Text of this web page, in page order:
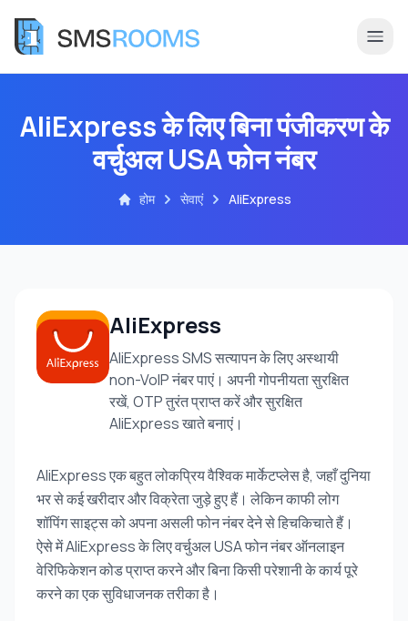
AliExpress के लिए बिना पंजीकरण के
वर्चुअल USA फोन नंबर
होम सेवाएं AliExpress
AliExpress
AliExpress SMS सत्यापन के लिए अस्थायी
non-VoIP नंबर पाएं। अपनी गोपनीयता सुरक्षित
रखें, OTP तुरंत प्राप्त करें और सुरक्षित
AliExpress खाते बनाएं।
AliExpress एक बहुत लोकप्रिय वैश्विक मार्केटप्लेस है, जहाँ दुनिया
भर से कई खरीदार और विक्रेता जुड़े हुए हैं। लेकिन काफी लोग
शॉपिंग साइट्स को अपना असली फोन नंबर देने से हिचकिचाते हैं।
ऐसे में AliExpress के लिए वर्चुअल USA फोन नंबर ऑनलाइन
वेरिफिकेशन कोड प्राप्त करने और बिना किसी परेशानी के कार्य पूरे
करने का एक सुविधाजनक तरीका है।